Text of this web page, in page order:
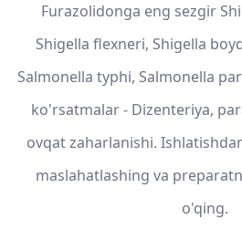
Furazolidonga eng sezgir
Shigella flexneri, Shigella
Salmonella typhi, Salmonella
ko'rsatmalar - Dizenteriya,
ovqat zaharlanishi.
maslahatlashing va
o'qing.